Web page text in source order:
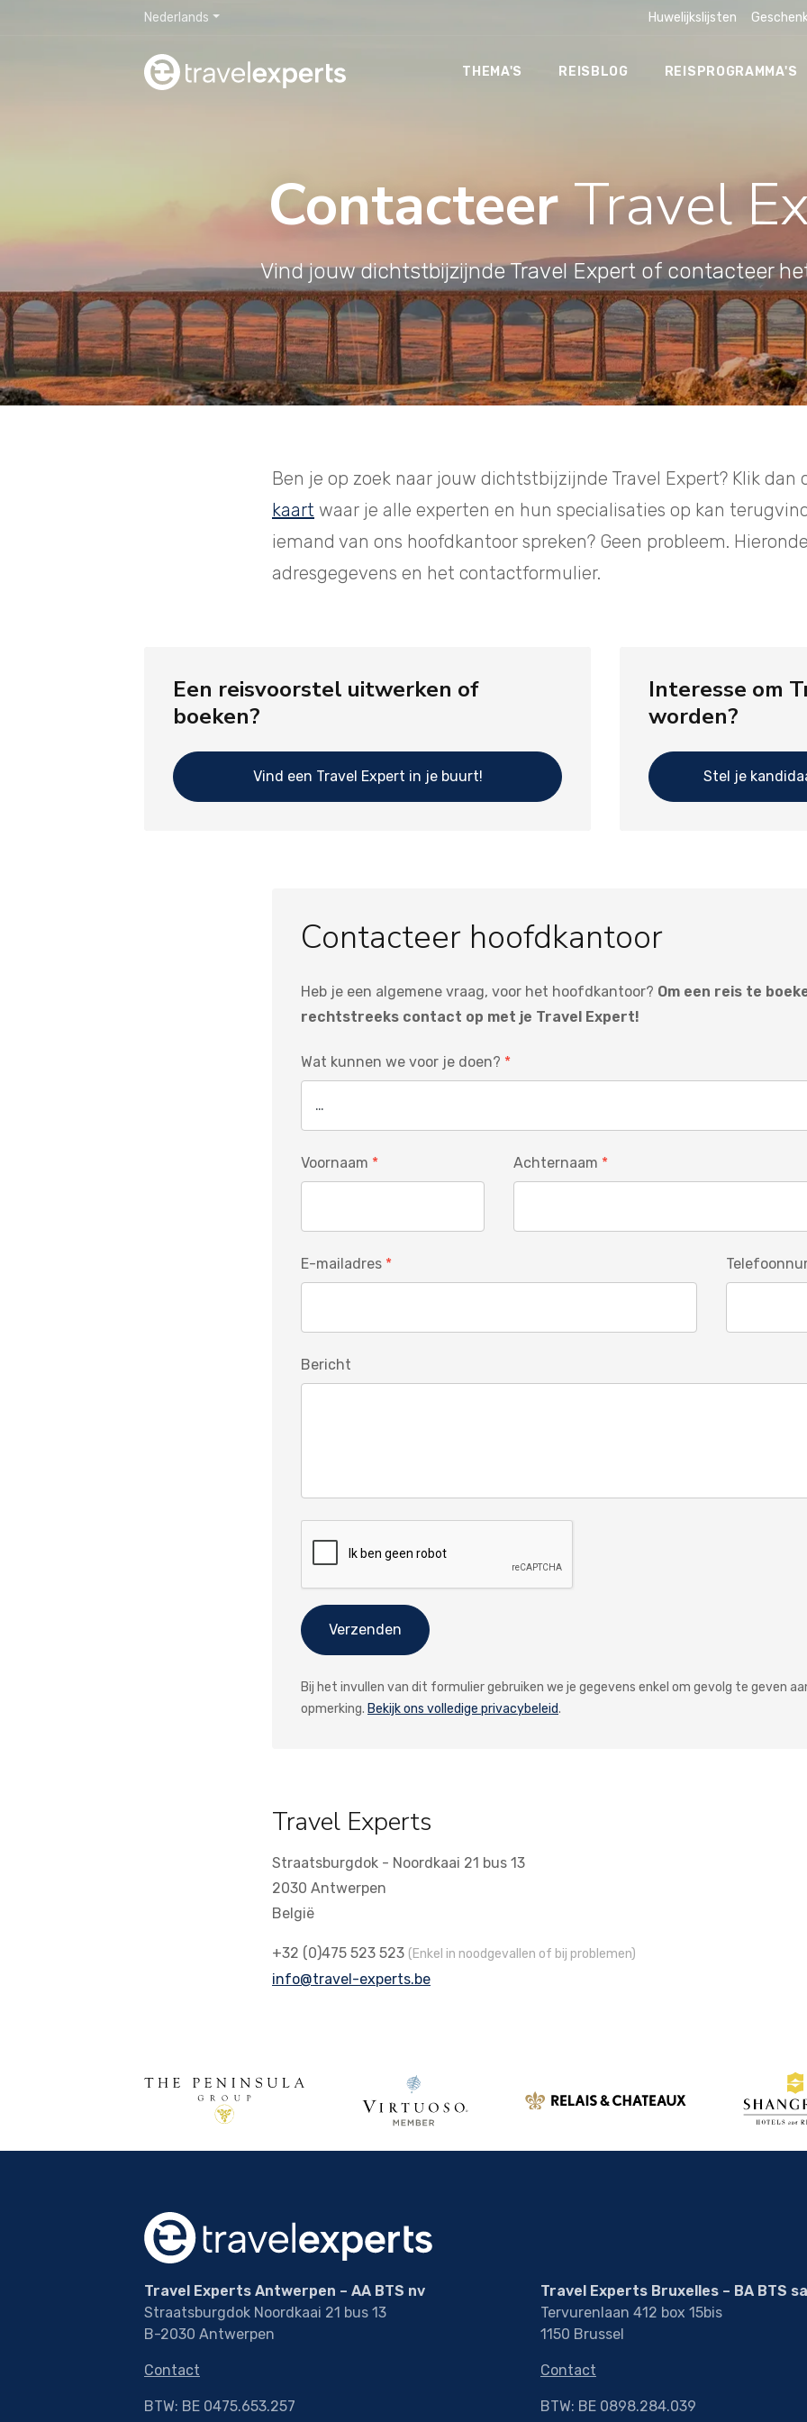
THEMA'S REISBLOG REISPROGRAMMA'S
Huwelijkslijsten
Nederlands
ContacteerTravel
Vind jouw dichtstbijzijnde Travel Expert of contacteer
Ben je op zoek naar jouw dichtstbijzijnde Travel Expert? Klik dan
kaart waar je alle experten en hun specialisaties op kan
iemand van ons hoofdkantoor spreken? Geen probleem.
adresgegevens en het contactformulier.
Een reisvoorstel uitwerken of
boeken?
Vind een Travel Expert in je buurt!
Interesse om
worden?
Stel je
Contacteer hoofdkantoor
Heb je een algemene vraag, voor het hoofdkantoor? Om een reis te
rechtstreeks contact op met je Travel Expert!
Wat kunnen we voor je doen?
Voornaam Achternaam
E-mailadres
Bericht
Verzenden
Bij het invullen van dit formulier gebruiken we je gegevens enkel om gevolg te geven
opmerking. Bekijk ons volledige privacybeleid.
Travel Experts
Straatsburgdok - Noordkaai 21 bus 13
2030 Antwerpen
België
+32 (0)475 523 523 (Enkel in noodgevallen of bij problemen)
info@travel-experts.be
Travel Experts Antwerpen – AA BTS nv
Straatsburgdok Noordkaai 21 bus 13
B-2030 Antwerpen
Contact
BTW: BE 0475.653.257
Travel Experts Bruxelles – BA BTS sa
Tervurenlaan 412 box 15bis
1150 Brussel
Contact
BTW: BE 0898.284.039